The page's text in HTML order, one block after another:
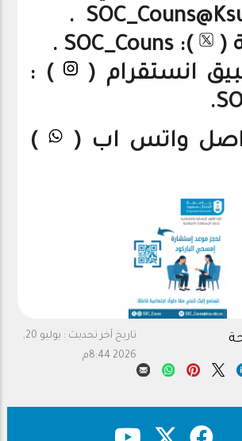
(
): SOC_Couns .
انستقرام ( ) :
واتس اب ( )
تاريخ آخر تحديث :
يوليو 20,
2026 8:44م